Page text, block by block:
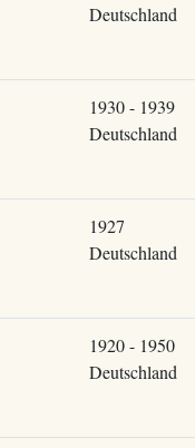
Deutschland
1930 - 1939
Deutschland
1927
Deutschland
1920 - 1950
Deutschland